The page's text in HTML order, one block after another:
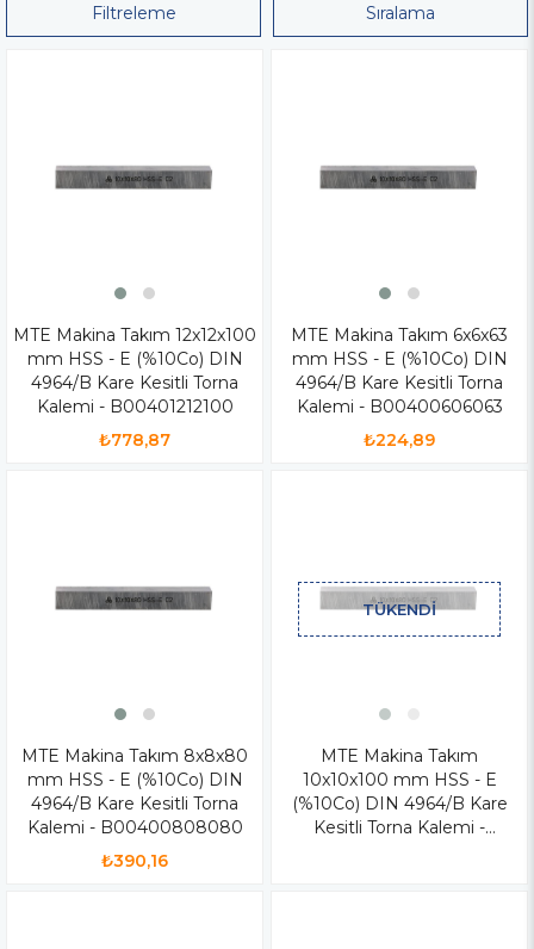
Filtreleme Sıralama
MTE Makina Takım 12x12x100
mm HSS - E (%10Co) DIN
4964/B Kare Kesitli Torna
Kalemi - B00401212100
₺778,87
MTE Makina Takım 6x6x63
mm HSS - E (%10Co) DIN
4964/B Kare Kesitli Torna
Kalemi - B00400606063
₺224,89
MTE Makina Takım 8x8x80
mm HSS - E (%10Co) DIN
4964/B Kare Kesitli Torna
Kalemi - B00400808080
₺390,16
TÜKENDI
MTE Makina Takım
10x10x100 mm HSS - E
(%10Co) DIN 4964/B Kare
Kesitli Torna Kalemi -